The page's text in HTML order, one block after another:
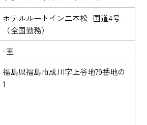
ホテルルートイン二本松 -国道4号-
（全国勤務）
-室
福島県福島市成川字上谷地79番地の
1